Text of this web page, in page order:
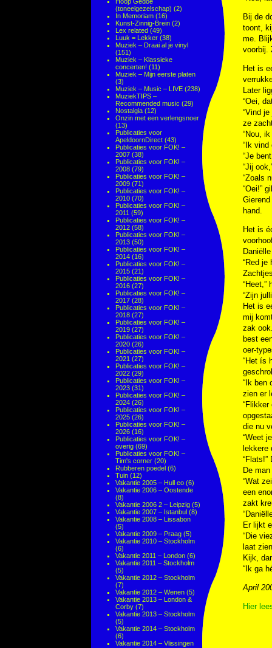
(toneelgezelschap) (2)
In Memoriam (16)
Kunst-Zinnig-Brein (2)
Lex related (49)
Luuk = Lekker (38)
Muziek – Draai al je vinyl
(151)
Muziek – Klassieke
concerten! (11)
Muziek – Mijn eerste platen
(3)
Muziek – Music – LIVE (238)
MuziekTIPS –
Recommended music (29)
Nostalgia (12)
Onzin met een verlengsnoer
(13)
Publicaties voor
ApeldoornDirect (43)
Publicaties voor FOK! –
2007 (38)
Publicaties voor FOK! –
2008 (79)
Publicaties voor FOK! –
2009 (71)
Publicaties voor FOK! –
2010 (70)
Publicaties voor FOK! –
2011 (59)
Publicaties voor FOK! –
2012 (58)
Publicaties voor FOK! –
2013 (50)
Publicaties voor FOK! –
2014 (16)
Publicaties voor FOK! –
2015 (21)
Publicaties voor FOK! –
2016 (27)
Publicaties voor FOK! –
2017 (28)
Publicaties voor FOK! –
2018 (27)
Publicaties voor FOK! –
2019 (27)
Publicaties voor FOK! –
2020 (26)
Publicaties voor FOK! –
2021 (27)
Publicaties voor FOK! –
2022 (29)
Publicaties voor FOK! –
2023 (31)
Publicaties voor FOK! –
2024 (26)
Publicaties voor FOK! –
2025 (26)
Publicaties voor FOK! –
2026 (16)
Publicaties voor FOK! –
overig (69)
Publicaties voor FOK! –
Tim's corner (20)
Rubberen poedel (6)
Tuin (12)
Vakantie 2005 – Hull eo (6)
Vakantie 2006 – Oostende
(8)
Vakantie 2006 2 – Leipzig (5)
Vakantie 2007 – Istanbul (8)
Vakantie 2008 – Lissabon
(5)
Vakantie 2009 – Praag (5)
Vakantie 2010 – Stockholm
(6)
Vakantie 2011 – London (6)
Vakantie 2011 – Stockholm
(5)
Vakantie 2012 – Stockholm
(7)
Vakantie 2012 – Wenen (5)
Vakantie 2013 – London &
Corby (7)
Vakantie 2013 – Stockholm
(5)
Vakantie 2014 – Stockholm
(6)
Vakantie 2014 – Vlissingen
Bij de
toont,
me.
voorbij.
Het is
Later
“Oei,
“Vind
ze
“Nou,
“Ik vind
“Je
“Jij
“Zoals
“Oei!”
hand.
Het is
“Red je
“Heet,”
“Zijn
Het is
mij
zak
best
oer-
“Het ís
“Ik ben
zien er
die nu
“Weet
lekkere
De
“Wat
een
zakt
Er lijkt
“Die
laat
Kijk,
“Ik ga
April
Hier